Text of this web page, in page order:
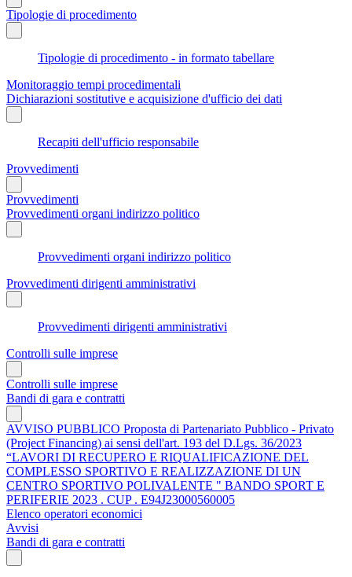
Tipologie di procedimento
Tipologie di procedimento - in formato tabellare
Monitoraggio tempi procedimentali
Dichiarazioni sostitutive e acquisizione d'ufficio dei dati
Recapiti dell'ufficio responsabile
Provvedimenti
Provvedimenti
Provvedimenti organi indirizzo politico
Provvedimenti organi indirizzo politico
Provvedimenti dirigenti amministrativi
Provvedimenti dirigenti amministrativi
Controlli sulle imprese
Controlli sulle imprese
Bandi di gara e contratti
AVVISO PUBBLICO Proposta di Partenariato Pubblico - Privato
(Project Financing) ai sensi dell'art. 193 del D.Lgs. 36/2023
“LAVORI DI RECUPERO E RIQUALIFICAZIONE DEL
COMPLESSO SPORTIVO E REALIZZAZIONE DI UN
CENTRO SPORTIVO POLIVALENTE " BANDO SPORT E
PERIFERIE 2023 . CUP . E94J23000560005
Elenco operatori economici
Avvisi
Bandi di gara e contratti